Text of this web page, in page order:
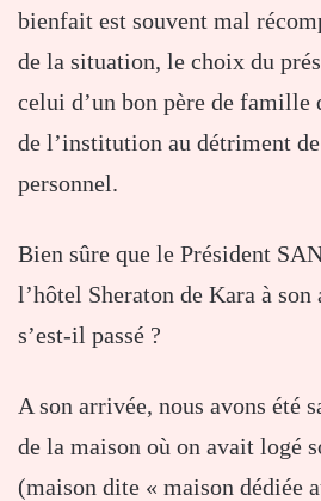
bienfait est souvent mal
de la situation, le choix du
celui d’un bon père de famille
de l’institution au détriment
personnel.
Bien sûre que le Président
l’hôtel Sheraton de Kara à
s’est-il passé ?
A son arrivée, nous avons été
de la maison où on avait logé
(maison dite « maison dédiée